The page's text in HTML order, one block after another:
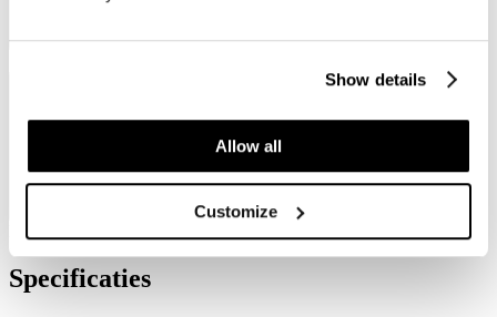
Show details
Allow all
Customize
Specificaties